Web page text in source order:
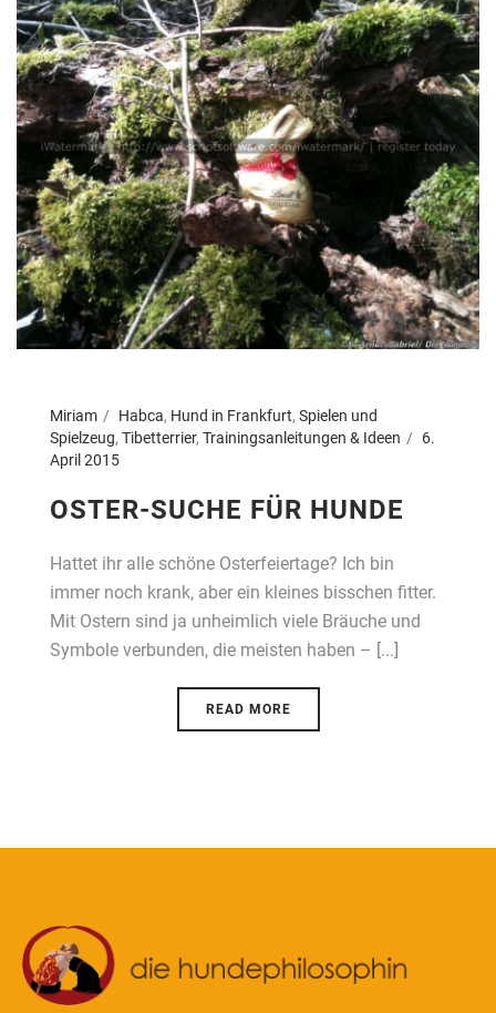
Miriam Habca, Hund in Frankfurt, Spielen und
Spielzeug, Tibetterrier, Trainingsanleitungen & Ideen
6.
April 2015
OSTER-SUCHE FÜR HUNDE
Hattet ihr alle schöne Osterfeiertage? Ich bin
immer noch krank, aber ein kleines bisschen fitter.
Mit Ostern sind ja unheimlich viele Bräuche und
Symbole verbunden, die meisten haben – [...]
READ MORE